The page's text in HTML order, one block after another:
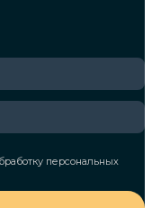
персональных